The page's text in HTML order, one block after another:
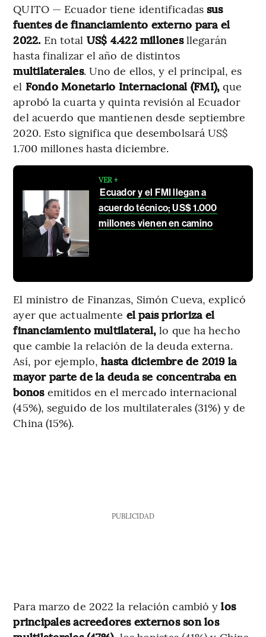
QUITO — Ecuador tiene identificadas sus
fuentes de financiamiento externo para el
2022. En total US$ 4.422 millonesllegarán
hasta finalizar el año de distintos
multilaterales. Uno de ellos, y el principal, es
el Fondo Monetario Internacional (FMI), que
aprobó la cuarta y quinta revisión al Ecuador
del acuerdo que mantienen desde septiembre
2020. Esto significa que desembolsará US$
1.700 millones hasta diciembre.
VER +
Ecuador y el FMI llegan a
acuerdo técnico; US$ 1.000
millones vienen en camino
El ministro de Finanzas, Simón Cueva, explicó
ayer que actualmente el país prioriza el
financiamiento multilateral, lo que ha hecho
que cambie la relación de la deuda externa.
Así, por ejemplo,hasta diciembre de 2019 la
mayor parte de la deuda se concentraba en
bonosemitidos en el mercado internacional
(45%), seguido de los multilaterales (31%) y de
China (15%).
PUBLICIDAD
Para marzo de 2022 la relación cambió ylos
principales acreedores externos son los